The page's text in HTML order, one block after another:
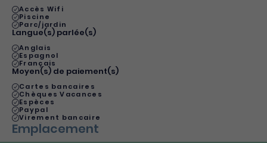
Accès Wifi
Piscine
Parc/jardin
Langue(s) parlée(s)
Anglais
Espagnol
Français
Moyen(s) de paiement(s)
Cartes bancaires
Chèques Vacances
Espèces
Paypal
Virement bancaire
Emplacement